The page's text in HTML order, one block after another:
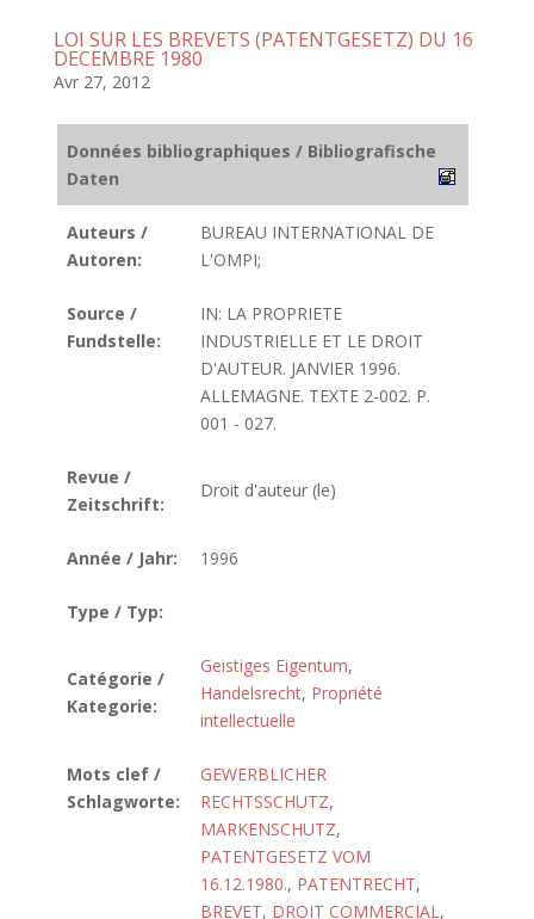
LOI SUR LES BREVETS (PATENTGESETZ) DU 16
DECEMBRE 1980
Avr 27, 2012
Données bibliographiques / Bibliografische
Daten
Auteurs /
Autoren:
BUREAU INTERNATIONAL DE
L'OMPI;
Source /
Fundstelle:
IN: LA PROPRIETE
INDUSTRIELLE ET LE DROIT
D'AUTEUR. JANVIER 1996.
ALLEMAGNE. TEXTE 2-002. P.
001 - 027.
Revue /
Zeitschrift:
Droit d'auteur (le)
Année / Jahr: 1996
Type / Typ:
Catégorie /
Kategorie:
Geistiges Eigentum,
Handelsrecht, Propriété
intellectuelle
Mots clef /
Schlagworte:
GEWERBLICHER
RECHTSSCHUTZ,
MARKENSCHUTZ,
PATENTGESETZ VOM
16.12.1980., PATENTRECHT,
BREVET, DROIT COMMERCIAL,